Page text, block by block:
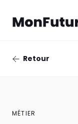
Retour
MÉTIER